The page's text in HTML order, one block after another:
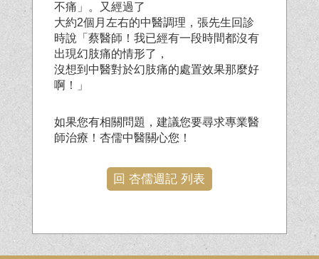
不痛」。又經過了
大約2個月左右的中醫調理，張先生回診
時說「蔡醫師！我已經有一段時間都沒有
出現幻肢痛的情形了，
沒想到中醫對於幻肢痛的處置效果那麼好
啊！」
如果您有相關問題，建議您要尋求專業醫
師治療！杏儒中醫關心您！
回 杏儒週記 列表